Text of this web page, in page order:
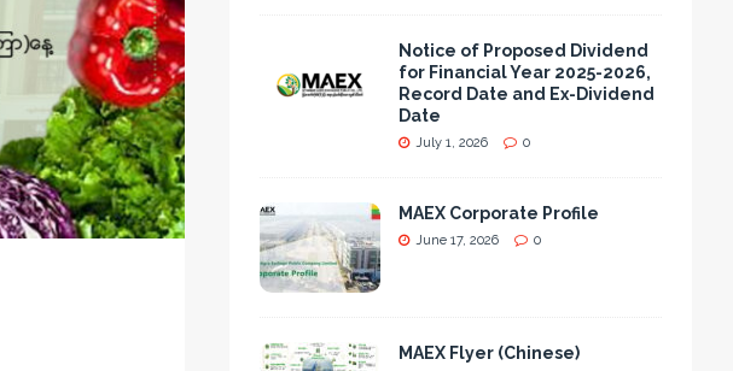
Notice of Proposed Dividend
for Financial Year 2025-2026,
Record Date and Ex-Dividend
Date
July 1, 2026 0
MAEX Corporate Profile
June 17, 2026 0
MAEX Flyer (Chinese)